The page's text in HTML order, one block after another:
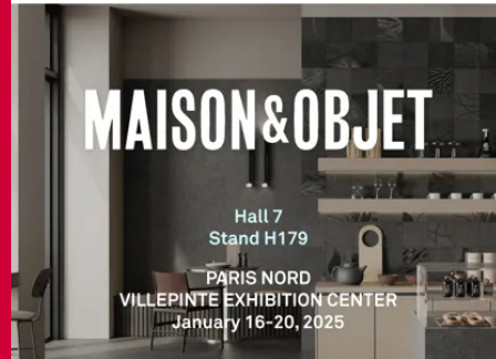
MAGAZINE
CONTACTS
RECHERCHE